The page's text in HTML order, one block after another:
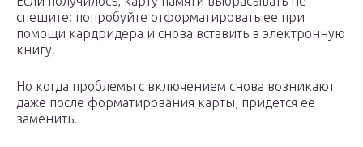
спешите: попробуйте отформатировать ее при
помощи кардридера и снова вставить в электронную
книгу.
Но когда проблемы с включением снова возникают
даже после форматирования карты, придется ее
заменить.